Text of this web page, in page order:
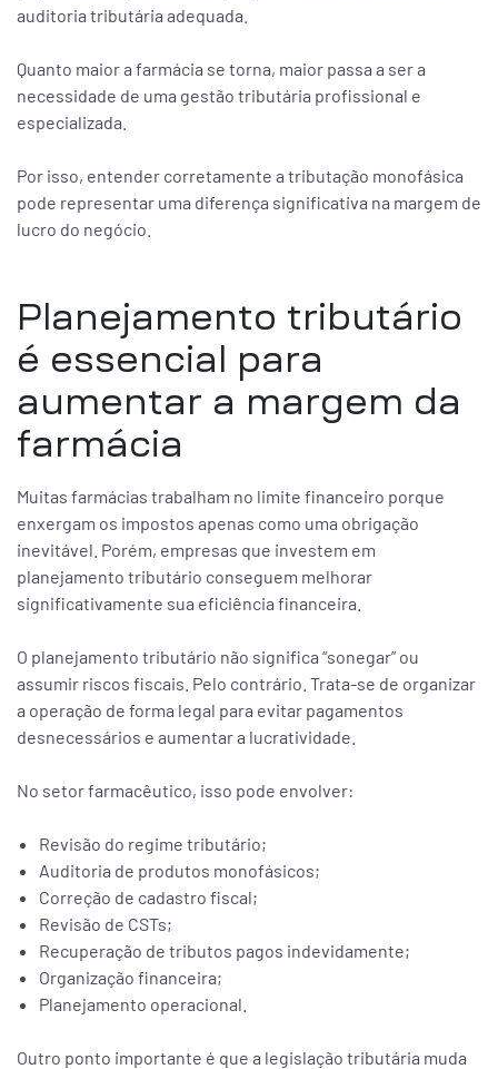
auditoria tributária adequada.
Quanto maior a farmácia se torna, maior passa a ser a
necessidade de uma gestão tributária profissional e
especializada.
Por isso, entender corretamente a tributação monofásica
pode representar uma diferença significativa na margem de
lucro do negócio.
Planejamento tributário
é essencial para
aumentar a margem da
farmácia
Muitas farmácias trabalham no limite financeiro porque
enxergam os impostos apenas como uma obrigação
inevitável. Porém, empresas que investem em
planejamento tributário conseguem melhorar
significativamente sua eficiência financeira.
O planejamento tributário não significa “sonegar” ou
assumir riscos fiscais. Pelo contrário. Trata-se de organizar
a operação de forma legal para evitar pagamentos
desnecessários e aumentar a lucratividade.
No setor farmacêutico, isso pode envolver:
Revisão do regime tributário;
Auditoria de produtos monofásicos;
Correção de cadastro fiscal;
Revisão de CSTs;
Recuperação de tributos pagos indevidamente;
Organização financeira;
Planejamento operacional.
Outro ponto importante é que a legislação tributária muda